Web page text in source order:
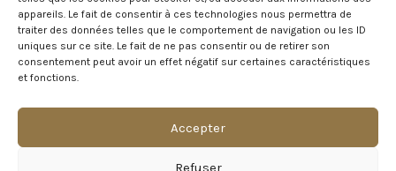
appareils. Le fait de consentir à ces technologies nous permettra de
traiter des données telles que le comportement de navigation ou les ID
uniques sur ce site. Le fait de ne pas consentir ou de retirer son
consentement peut avoir un effet négatif sur certaines caractéristiques
et fonctions.
Accepter
Refuser
Voir notre foire aux questions >
NOTRE ÉCOSYSTEME